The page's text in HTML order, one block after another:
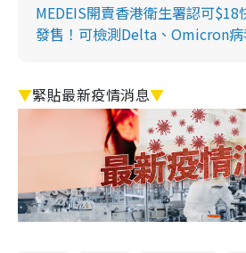
MEDEIS開賣香港衛生署認可$18
發售！可檢測Delta、Omicron病
▼緊貼最新疫情消息▼